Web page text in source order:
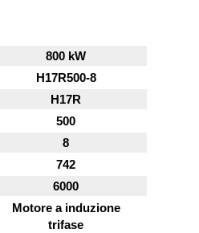
800 kW
H17R500-8
H17R
500
8
742
6000
Motore a induzione
trifase